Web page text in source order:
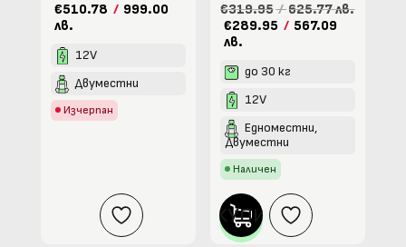
€510.78 / 999.00
лв.
12V
Двуместни
Изчерпан
€319.95/625.77 лв.
€289.95 / 567.09
лв.
до 30 кг
12V
Едноместни,
Двуместни
Наличен
КУПИ